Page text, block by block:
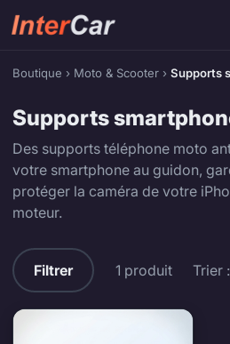
Boutique › Moto & Scooter › Supports
Supports
Des supports téléphone moto
votre smartphone au guidon,
protéger la caméra de votre
moteur.
Supports smartphone
Filtrer 1 produit Trier :